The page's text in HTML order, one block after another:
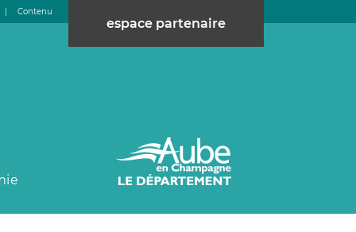
| Contenu
espace partenaire